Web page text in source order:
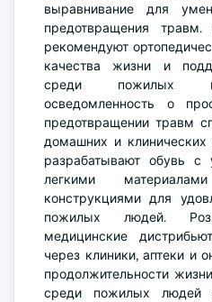
выравнивание для
предотвращения травм.
рекомендуют
качества жизни и
среди пожилых
осведомленность о
предотвращении травм
домашних и клинических
разрабатывают обувь с
легкими
конструкциями для
пожилых людей.
медицинские
через клиники, аптеки и
продолжительности
среди пожилых людей